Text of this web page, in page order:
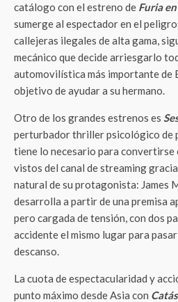
catálogo con el estreno de Furia
sumerge al espectador en el
callejeras ilegales de alta gama,
mecánico que decide arriesgarlo
automovilística más importante de
objetivo de ayudar a su hermano.
Otro de los grandes estrenos es
perturbador thriller psicológico de
tiene lo necesario para convertirse
vistos del canal de streaming
natural de su protagonista: James
desarrolla a partir de una premisa
pero cargada de tensión, con dos
accidente el mismo lugar para
descanso.
La cuota de espectacularidad y
punto máximo desde Asia con